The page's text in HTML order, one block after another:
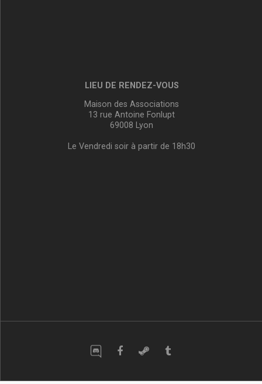
LIEU DE RENDEZ-VOUS
Maison des Associations
13 rue Antoine Fonlupt
69008 Lyon
Le Vendredi soir à partir de 18h30